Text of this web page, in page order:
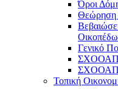
Όροι
Θεώρηση
Γενικό
ΣΧΟΟΑΠ
ΣΧΟΟΑΠ
Τοπική